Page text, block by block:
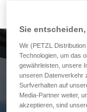
Sie
Wir (PETZL
Technologien, um das
gewährleisten, unsere
unseren Datenverkehr
Surfverhalten auf
Media-Partner weiter,
akzeptieren, sind